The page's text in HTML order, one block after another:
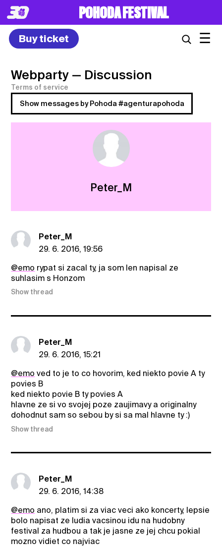
POHODA FESTIVAL
Buy ticket ☰
Webparty — Discussion
Terms of service
Show messages by Pohoda #agenturapohoda
Peter_M
Peter_M
29. 6. 2016, 19:56
@emo rypat si zacal ty, ja som len napisal ze
suhlasim s Honzom
Show thread
Peter_M
29. 6. 2016, 15:21
@emo ved to je to co hovorim, ked niekto povie A ty
povies B
ked niekto povie B ty povies A
hlavne ze si vo svojej poze zaujimavy a originalny
dohodnut sam so sebou by si sa mal hlavne ty :)
Show thread
Peter_M
29. 6. 2016, 14:38
@emo ano, platim si za viac veci ako koncerty, lepsie
bolo napisat ze ludia vacsinou idu na hudobny
festival za hudbou a tak je jasne ze jej chcu pokial
mozno vidiet co najviac